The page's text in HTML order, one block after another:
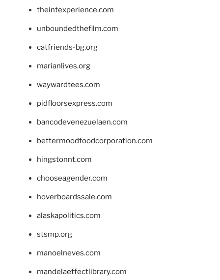
theintexperience.com
unboundedthefilm.com
catfriends-bg.org
marianlives.org
waywardtees.com
pidfloorsexpress.com
bancodevenezuelaen.com
bettermoodfoodcorporation.com
hingstonnt.com
chooseagender.com
hoverboardssale.com
alaskapolitics.com
stsmp.org
manoelneves.com
mandelaeffectlibrary.com